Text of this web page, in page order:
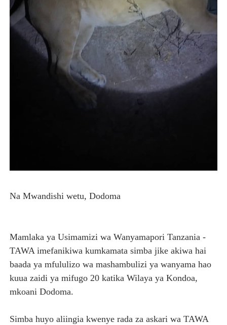
MWANRI APOKELEWA MAKAO MAKUU YA CCM
UKAGUZI WA MIGODI WAIMARISHA USALAMA,
MHE. CHANDE AIPONGEZA WRRB KWA
NAIBU WAZIRI CHANDE ARIDHISHWA NA HUDUMA ZA
TBS YAHIMIZA WAJASIRIAMALI KUTHIBITISHA UBORA
Na Mwandishi wetu, Dodoma
Mamlaka ya Usimamizi wa Wanyamapori Tanzania -
TAWA imefanikiwa kumkamata simba jike akiwa hai
baada ya mfululizo wa mashambulizi ya wanyama hao
kuua zaidi ya mifugo 20 katika Wilaya ya Kondoa,
mkoani Dodoma.
Simba huyo aliingia kwenye rada za askari wa TAWA